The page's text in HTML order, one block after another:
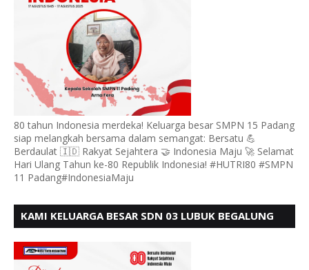
80 tahun Indonesia merdeka! Keluarga besar SMPN 15 Padang
siap melangkah bersama dalam semangat: Bersatu 💪
Berdaulat 🇮🇩 Rakyat Sejahtera 🤝 Indonesia Maju 🚀 Selamat
Hari Ulang Tahun ke-80 Republik Indonesia! #HUTRI80 #SMPN
11 Padang#IndonesiaMaju
KAMI KELUARGA BESAR SDN 03 LUBUK BEGALUNG